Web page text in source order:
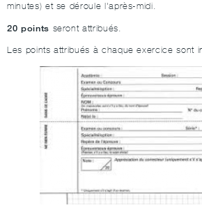
minutes) et se déroule l'après-midi.
20 points seront attribués.
Les points attribués à chaque exercice sont